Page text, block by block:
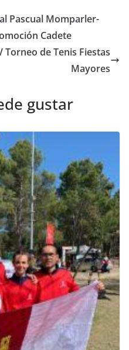
Pascual Momparler-
Cadete
Torneo de Tenis Fiestas
Mayores
gustar